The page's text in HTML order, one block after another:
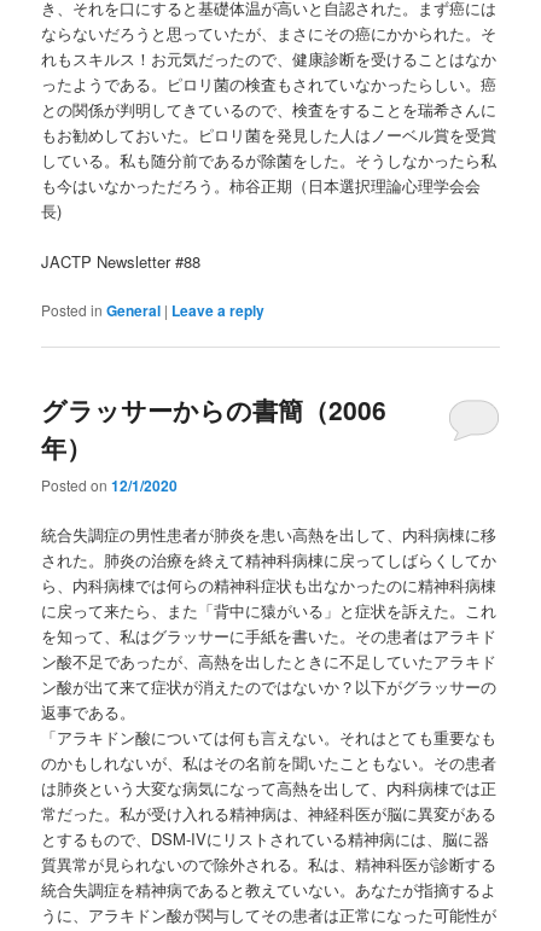
き、それを口にすると基礎体温が高いと自認された。まず癌には
ならないだろうと思っていたが、まさにその癌にかかられた。そ
れもスキルス！お元気だったので、健康診断を受けることはなか
ったようである。ピロリ菌の検査もされていなかったらしい。癌
との関係が判明してきているので、検査をすることを瑞希さんに
もお勧めしておいた。ピロリ菌を発見した人はノーベル賞を受賞
している。私も随分前であるが除菌をした。そうしなかったら私
も今はいなかっただろう。柿谷正期（日本選択理論心理学会会
長)
JACTP Newsletter #88
Posted in General | Leave a reply
グラッサーからの書簡（2006
年）
Posted on12/1/2020
統合失調症の男性患者が肺炎を患い高熱を出して、内科病棟に移
された。肺炎の治療を終えて精神科病棟に戻ってしばらくしてか
ら、内科病棟では何らの精神科症状も出なかったのに精神科病棟
に戻って来たら、また「背中に猿がいる」と症状を訴えた。これ
を知って、私はグラッサーに手紙を書いた。その患者はアラキド
ン酸不足であったが、高熱を出したときに不足していたアラキド
ン酸が出て来て症状が消えたのではないか？以下がグラッサーの
返事である。
「アラキドン酸については何も言えない。それはとても重要なも
のかもしれないが、私はその名前を聞いたこともない。その患者
は肺炎という大変な病気になって高熱を出して、内科病棟では正
常だった。私が受け入れる精神病は、神経科医が脳に異変がある
とするもので、DSM-IVにリストされている精神病には、脳に器
質異常が見られないので除外される。私は、精神科医が診断する
統合失調症を精神病であると教えていない。あなたが指摘するよ
うに、アラキドン酸が関与してその患者は正常になった可能性が